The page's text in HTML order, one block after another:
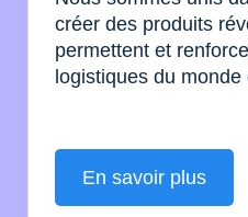
créer des produits
permettent et
logistiques du monde
En savoir plus